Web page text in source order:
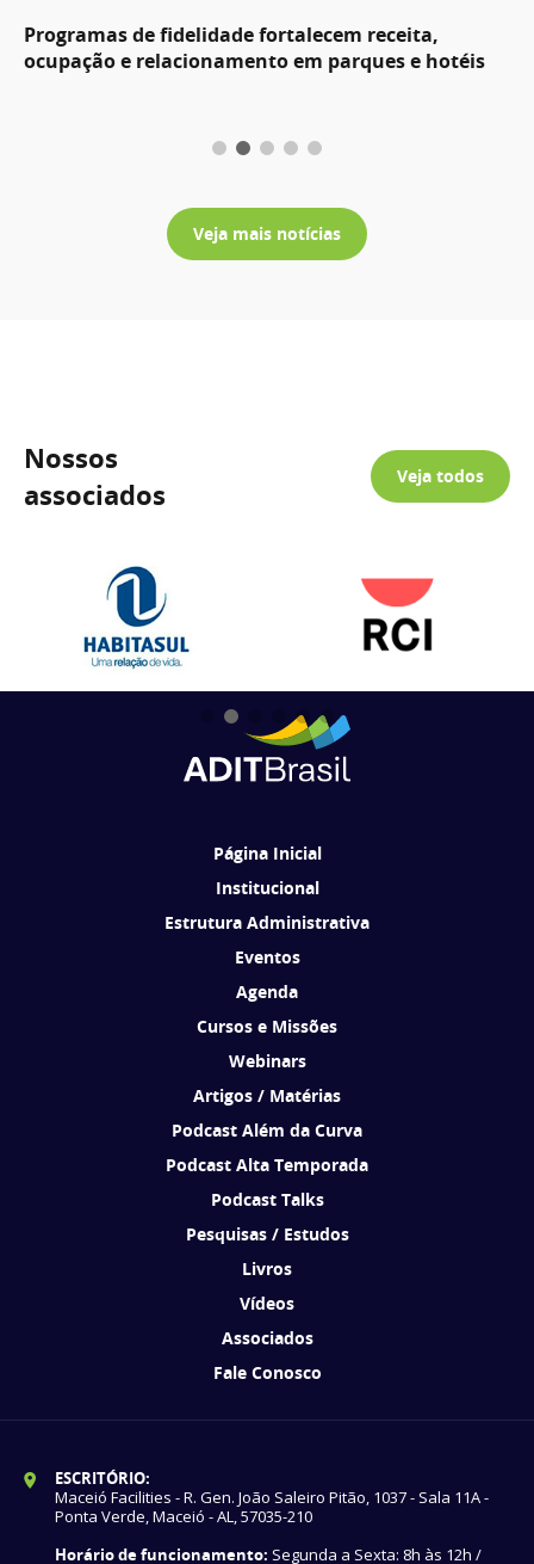
Programas de fidelidade fortalecem receita,
ocupação e relacionamento em parques e hotéis
Veja mais notícias
Nossos
associados
Veja todos
Página Inicial
Institucional
Estrutura Administrativa
Eventos
Agenda
Cursos e Missões
Webinars
Artigos / Matérias
Podcast Além da Curva
Podcast Alta Temporada
Podcast Talks
Pesquisas / Estudos
Livros
Vídeos
Associados
Fale Conosco
ESCRITÓRIO:
Maceió Facilities - R. Gen. João Saleiro Pitão, 1037 - Sala 11A -
Ponta Verde, Maceió - AL, 57035-210
Horário de funcionamento: Segunda a Sexta: 8h às 12h /